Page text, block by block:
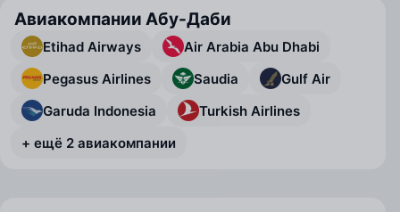
Авиакомпании Абу-Даби
Etihad Airways
Air Arabia Abu Dhabi
Pegasus Airlines
Saudia
Gulf Air
Garuda Indonesia
Turkish Airlines
+ ещё 2 авиакомпании